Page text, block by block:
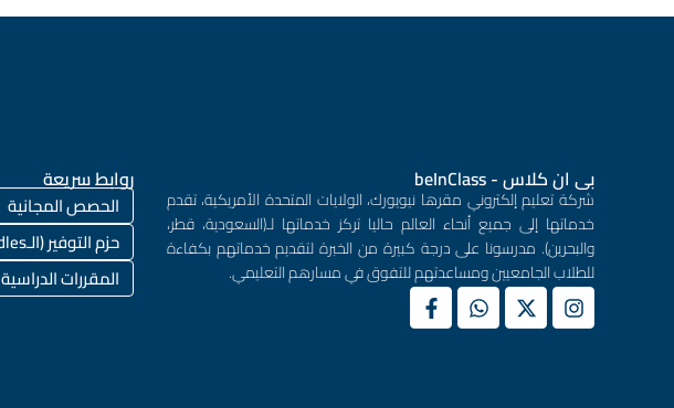
بى ان كلاس - beInClass
شركة تعليم إلكتروني مقرها نيويورك، الولايات المتحدة الأمريكية، تقدم
خدماتها إلى جميع أنحاء العالم حاليا تركز خدماتها لـ(السعودية، قطر،
والبحرين). مدرسونا على درجة كبيرة من الخبرة لتقديم خدماتهم بكفاءة
للطلاب الجامعيين ومساعدتهم للتفوق في مسارهم التعليمي.
روابط سريعة
الحصص المجانية
حزم التوفير (الـBundles)
المقررات الدراسية